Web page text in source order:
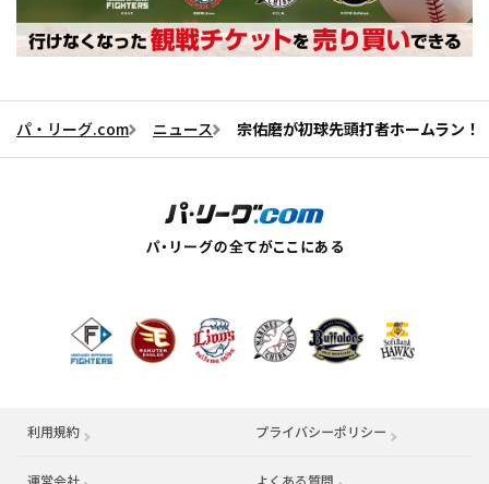
パ・リーグ.com ニュース 宗佑磨が初球先頭打者ホームラン
利用規約 プライバシーポリシー
運営会社 （別ウィンドウで開く） よくある質問